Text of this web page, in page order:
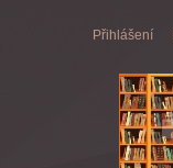
Přihlášení